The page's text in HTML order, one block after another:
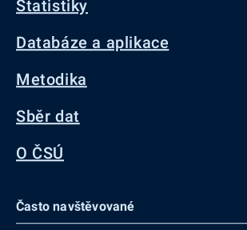
Statistiky
Databáze a aplikace
Metodika
Sběr dat
O ČSÚ
Často navštěvované